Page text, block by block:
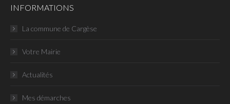
INFORMATIONS
La commune de Cargèse
Votre Mairie
Actualités
Mes démarches